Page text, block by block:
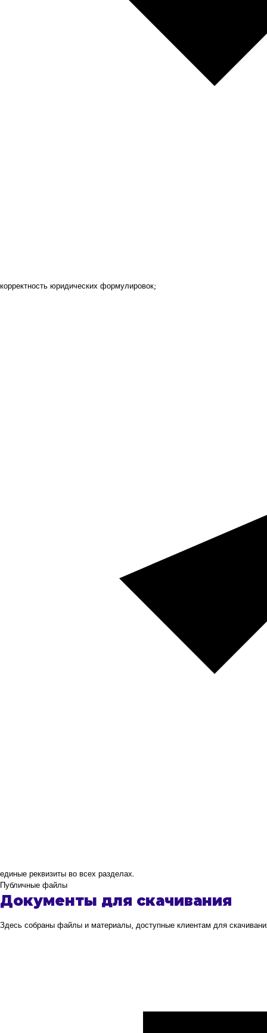
корректность юридических формулировок;
единые реквизиты во всех разделах.
Публичные файлы
Документы для скачивания
Здесь собраны файлы и материалы, доступные клиентам для